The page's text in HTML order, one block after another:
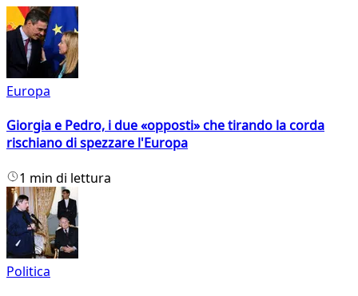
Europa
Giorgia e Pedro, i due «opposti» che tirando la corda
rischiano di spezzare l'Europa
1 min di lettura
Politica